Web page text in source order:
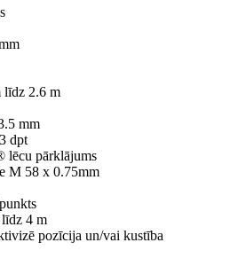
līdz 2.6 m
mm
dpt
lēcu pārklājums
M 58 x 0.75mm
4 m
pozīcija un/vai kustība